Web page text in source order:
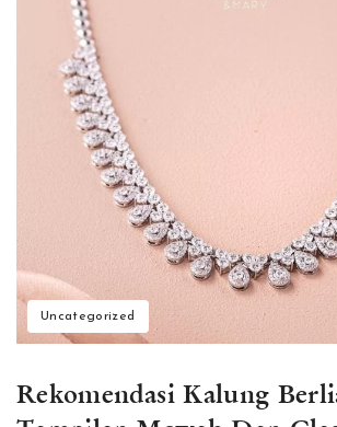
Uncategorized
Rekomendasi Kalung